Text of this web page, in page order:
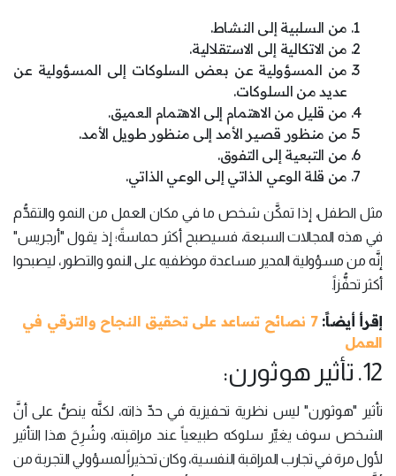
من السلبية إلى النشاط.
من الاتكالية إلى الاستقلالية.
من المسؤولية عن بعض السلوكات إلى المسؤولية عن
عديد من السلوكات.
من قليل من الاهتمام إلى الاهتمام العميق.
من منظور قصير الأمد إلى منظور طويل الأمد.
من التبعية إلى التفوق.
من قلة الوعي الذاتي إلى الوعي الذاتي.
مثل الطفل، إذا تمكَّن شخص ما في مكان العمل من النمو والتقدُّم
في هذه المجالات السبعة، فسيصبح أكثر حماسةً؛ إذ يقول "أرجريس"
إنَّه من مسؤولية المدير مساعدة موظفيه على النمو والتطور، ليصبحوا
أكثر تحفُّزاً.
إقرأ أيضاً:
7 نصائح تساعد على تحقيق النجاح والترقي في
العمل
12. تأثير هوثورن:
تأثير "هوثورن" ليس نظرية تحفيزية في حدِّ ذاته، لكنَّه ينصُّ على أنَّ
الشخص سوف يغيِّر سلوكه طبيعياً عند مراقبته، وشُرِحَ هذا التأثير
لأول مرة في تجارب المراقبة النفسية، وكان تحذيراً لمسؤولي التجربة من